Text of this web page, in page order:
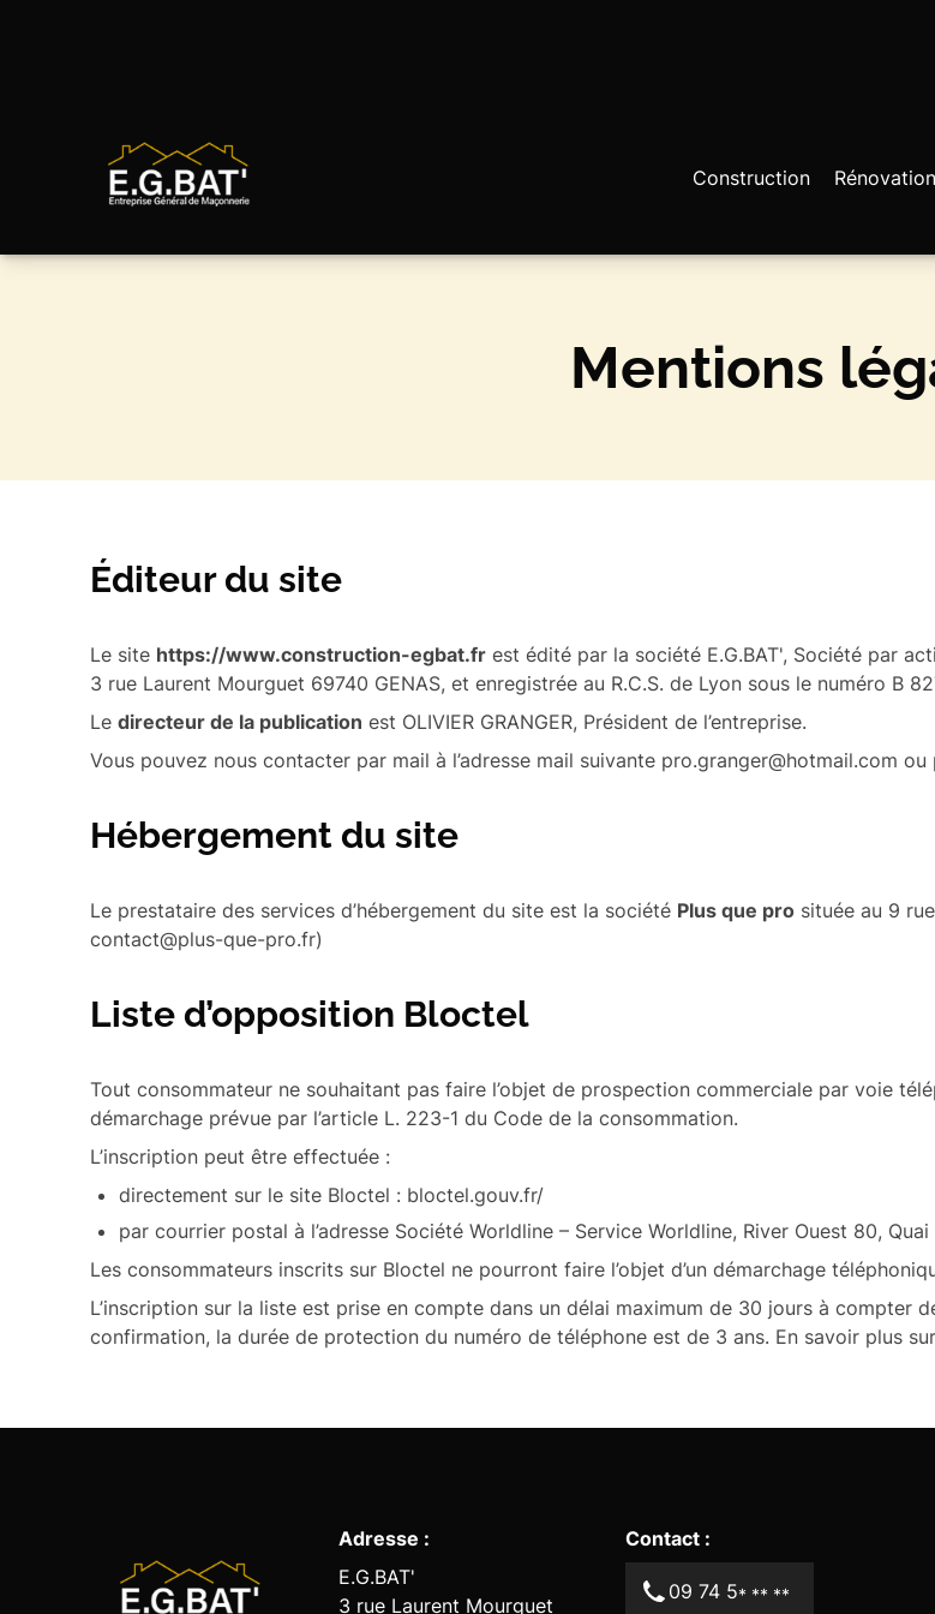
Construction Rénovation
Mentions
Éditeur du site
Le site https://www.construction-egbat.fr est édité par la société E.G.BAT', Société par
3 rue Laurent Mourguet 69740 GENAS, et enregistrée au R.C.S. de Lyon sous le numéro B
Ledirecteur de la publication est OLIVIER GRANGER, Président de l’entreprise.
Vous pouvez nous contacter par mail à l’adresse mail suivante pro.granger@hotmail.com ou
Hébergement du site
Le prestataire des services d’hébergement du site est la société Plus que pro située au 9
contact@plus-que-pro.fr)
Liste d’opposition Bloctel
Tout consommateur ne souhaitant pas faire l’objet de prospection commerciale par voie
démarchage prévue par l’article L. 223-1 du Code de la consommation.
L’inscription peut être effectuée :
directement sur le site Bloctel : bloctel.gouv.fr/
par courrier postal à l’adresse Société Worldline – Service Worldline, River Ouest 80,
Les consommateurs inscrits sur Bloctel ne pourront faire l’objet d’un démarchage
L’inscription sur la liste est prise en compte dans un délai maximum de 30 jours à
confirmation, la durée de protection du numéro de téléphone est de 3 ans. En savoir plus
Adresse :
E.G.BAT'
3 rue Laurent Mourguet
Contact :
09 74 5* ** **